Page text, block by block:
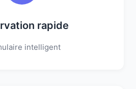
rapide
intelligent